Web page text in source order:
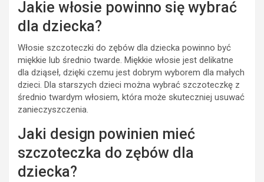
Jakie włosie powinno się wybrać
dla dziecka?
Włosie szczoteczki do zębów dla dziecka powinno być
miękkie lub średnio twarde. Miękkie włosie jest delikatne
dla dziąseł, dzięki czemu jest dobrym wyborem dla małych
dzieci. Dla starszych dzieci można wybrać szczoteczkę z
średnio twardym włosiem, która może skuteczniej usuwać
zanieczyszczenia.
Jaki design powinien mieć
szczoteczka do zębów dla
dziecka?